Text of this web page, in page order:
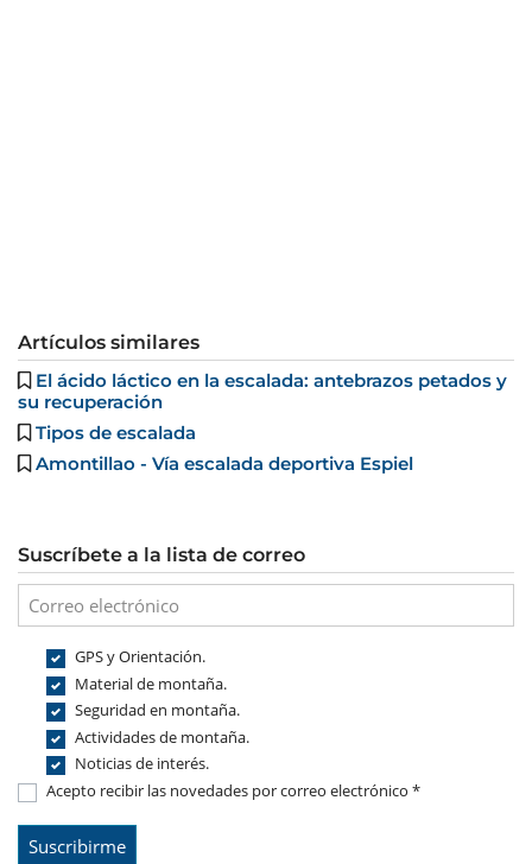
Artículos similares
El ácido láctico en la escalada: antebrazos petados y
su recuperación
Tipos de escalada
Amontillao - Vía escalada deportiva Espiel
Suscríbete a la lista de correo
GPS y Orientación.
Material de montaña.
Seguridad en montaña.
Actividades de montaña.
Noticias de interés.
Acepto recibir las novedades por correo electrónico *